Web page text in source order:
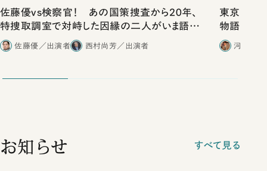
佐藤優vs検察官！ あの国策捜査から20年、
特捜取調室で対峙した因縁の二人がいま語り
合ったこと
佐藤優／出演者 西村尚芳／出演者
東京は都
物語」に
河野有
お知らせ すべて見る